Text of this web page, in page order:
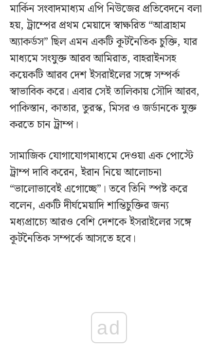
মার্কিন সংবাদমাধ্যম এপি নিউজের প্রতিবেদনে বলা
হয়, ট্রাম্পের প্রথম মেয়াদে স্বাক্ষরিত “আব্রাহাম
অ্যাকর্ডস” ছিল এমন একটি কূটনৈতিক চুক্তি, যার
মাধ্যমে সংযুক্ত আরব আমিরাত, বাহরাইনসহ
কয়েকটি আরব দেশ ইসরাইলের সঙ্গে সম্পর্ক
স্বাভাবিক করে। এবার সেই তালিকায় সৌদি আরব,
পাকিস্তান, কাতার, তুরস্ক, মিসর ও জর্ডানকে যুক্ত
করতে চান ট্রাম্প।
সামাজিক যোগাযোগমাধ্যমে দেওয়া এক পোস্টে
ট্রাম্প দাবি করেন, ইরান নিয়ে আলোচনা
“ভালোভাবেই এগোচ্ছে”। তবে তিনি স্পষ্ট করে
বলেন, একটি দীর্ঘমেয়াদি শান্তিচুক্তির জন্য
মধ্যপ্রাচ্যে আরও বেশি দেশকে ইসরাইলের সঙ্গে
কূটনৈতিক সম্পর্কে আসতে হবে।
ad